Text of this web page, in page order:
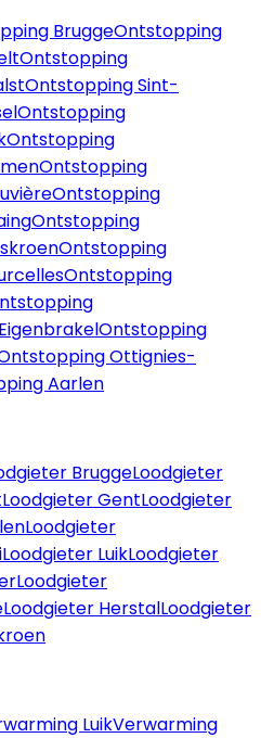
BruggeOntstopping
Ontstopping
Ontstopping Sint-
Ontstopping
Ontstopping
Ontstopping
Ontstopping
Ontstopping
Ontstopping
Ontstopping
Ontstopping
Ottignies-
Aarlen
BruggeLoodgieter
Loodgieter GentLoodgieter
Loodgieter
Loodgieter LuikLoodgieter
Loodgieter
Loodgieter HerstalLoodgieter
LuikVerwarming